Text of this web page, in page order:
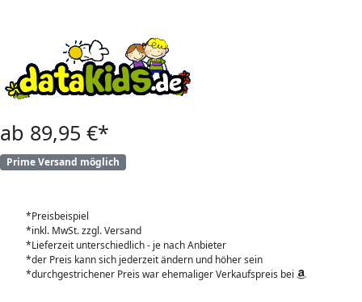
ab 89,95 €*
Prime Versand möglich
*Preisbeispiel
*inkl. MwSt. zzgl. Versand
*Lieferzeit unterschiedlich - je nach Anbieter
*der Preis kann sich jederzeit ändern und höher sein
*durchgestrichener Preis war ehemaliger Verkaufspreis bei